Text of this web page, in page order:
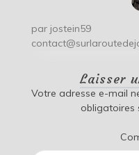
par jostein59
Laisser
Votre adresse e-mail
obligatoires